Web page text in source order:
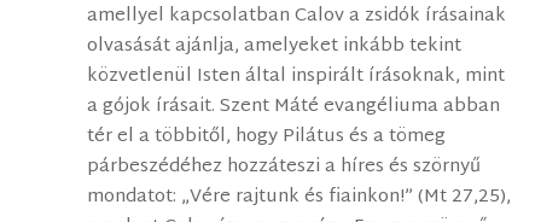
amellyel kapcsolatban Calov a zsidók írásainak
olvasását ajánlja, amelyeket inkább tekint
közvetlenül Isten által inspirált írásoknak, mint
a gójok írásait. Szent Máté evangéliuma abban
tér el a többitől, hogy Pilátus és a tömeg
párbeszédéhez hozzáteszi a híres és szörnyű
mondatot: „Vére rajtunk és fiainkon!” (Mt 27,25),